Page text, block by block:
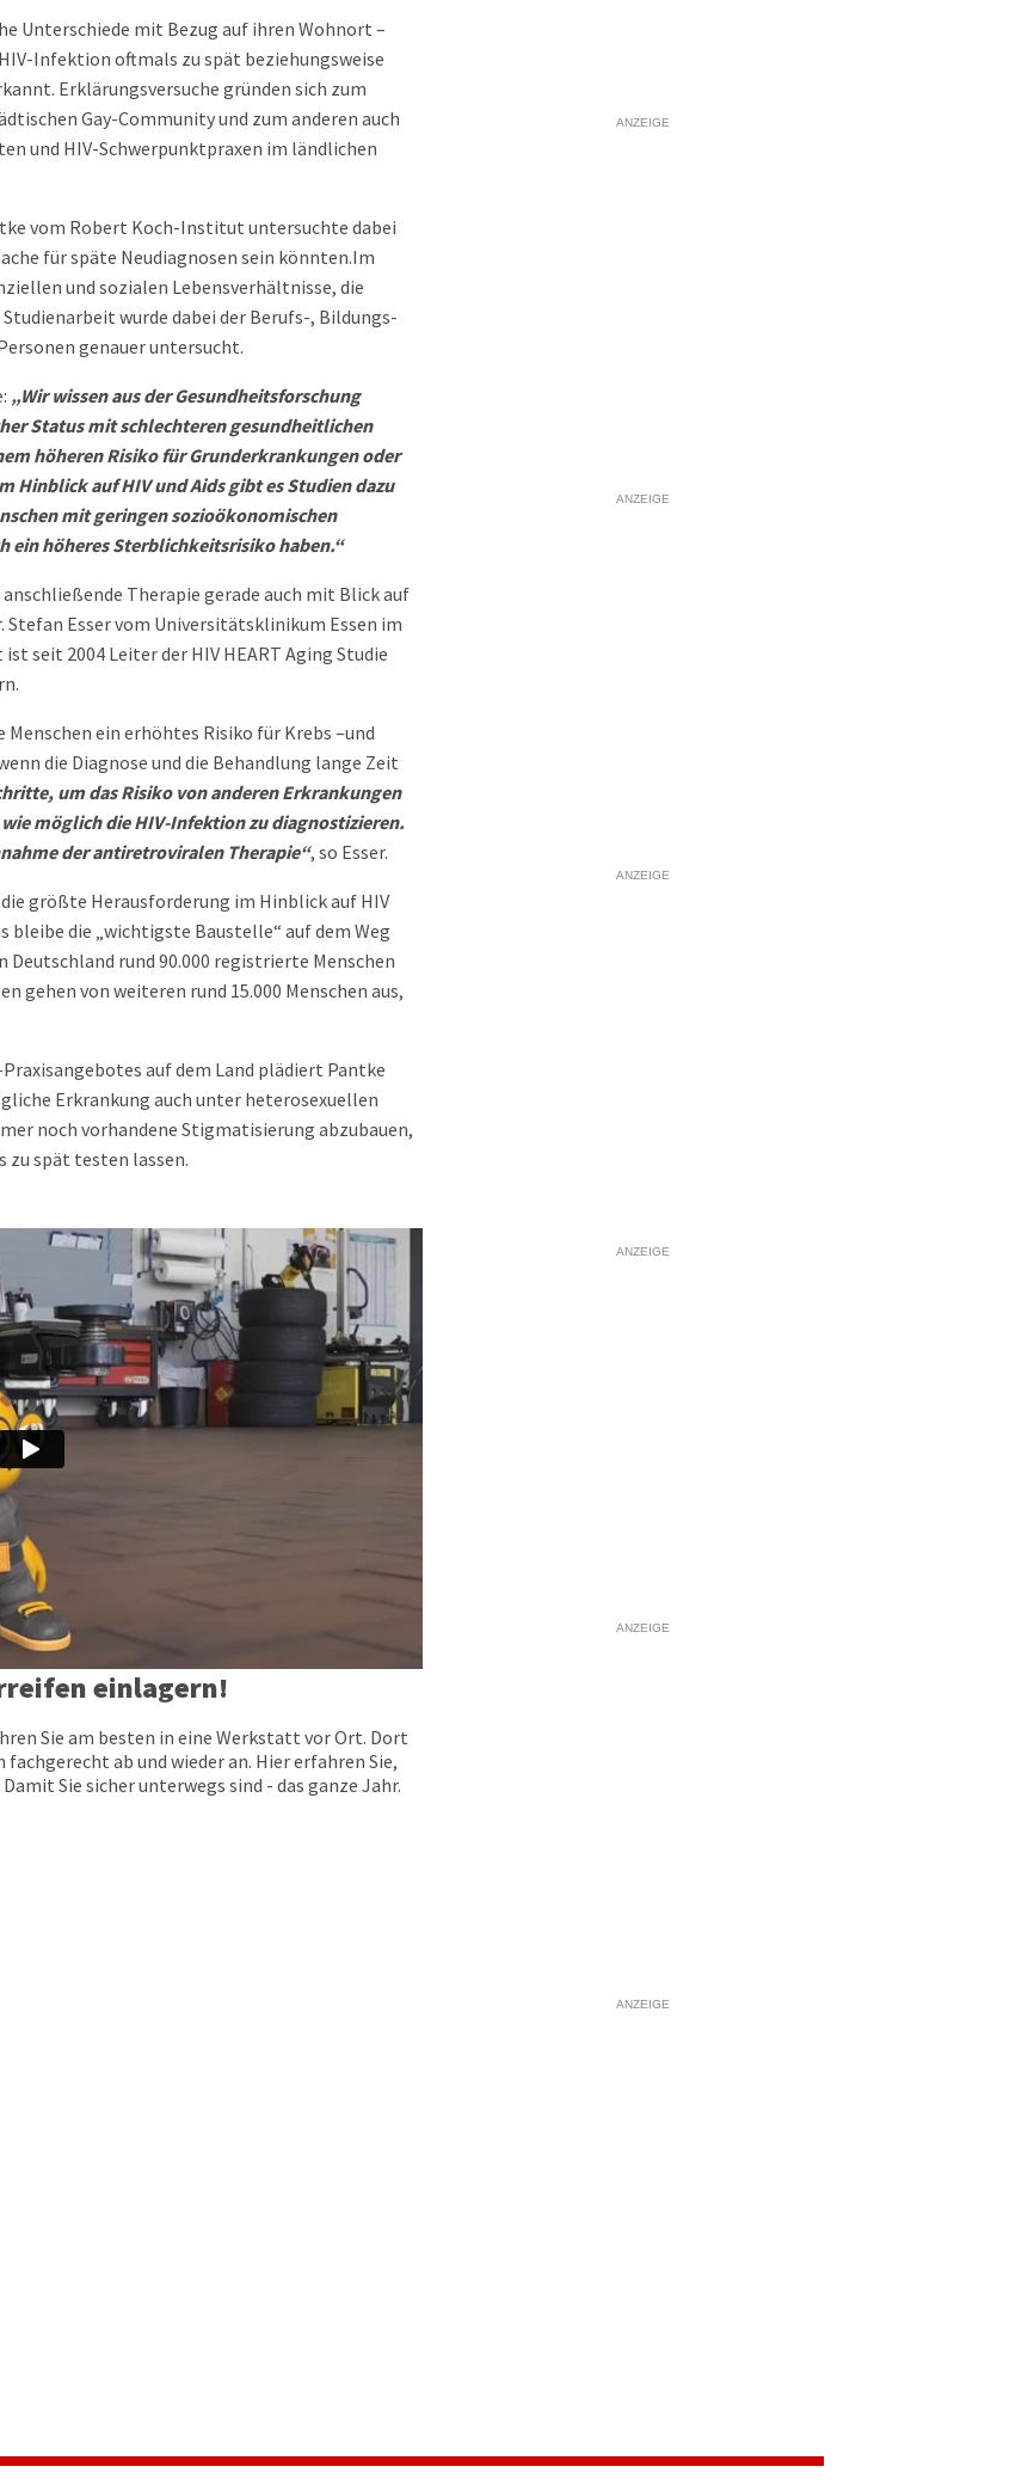
Unterschiede mit Bezug auf ihren Wohnort –
Infektion oftmals zu spät beziehungsweise
Erklärungsversuche gründen sich zum
Gay-Community und zum anderen auch
und HIV-Schwerpunktpraxen im ländlichen
vom Robert Koch-Institut untersuchte dabei
für späte Neudiagnosen sein könnten.Im
und sozialen Lebensverhältnisse, die
wurde dabei der Berufs-, Bildungs-
genauer untersucht.
„Wir wissen aus der Gesundheitsforschung
Status mit schlechteren gesundheitlichen
höheren Risiko für Grunderkrankungen oder
Hinblick auf HIV und Aids gibt es Studien dazu
mit geringen sozioökonomischen
ein höheres Sterblichkeitsrisiko haben.“
Therapie gerade auch mit Blick auf
Esser vom Universitätsklinikum Essen im
seit 2004 Leiter der HIV HEART Aging Studie
ein erhöhtes Risiko für Krebs –und
die Diagnose und die Behandlung lange Zeit
um das Risiko von anderen Erkrankungen
möglich die HIV-Infektion zu diagnostizieren.
der antiretroviralen Therapie“, so Esser.
größte Herausforderung im Hinblick auf HIV
bleibe die „wichtigste Baustelle“ auf dem Weg
Deutschland rund 90.000 registrierte Menschen
gehen von weiteren rund 15.000 Menschen aus,
auf dem Land plädiert Pantke
Erkrankung auch unter heterosexuellen
noch vorhandene Stigmatisierung abzubauen,
zu spät testen lassen.
einlagern!
Sie am besten in eine Werkstatt vor Ort. Dort
ab und wieder an. Hier erfahren Sie,
Sie sicher unterwegs sind - das ganze Jahr.
ANZEIGE
ANZEIGE
ANZEIGE
ANZEIGE
ANZEIGE
ANZEIGE